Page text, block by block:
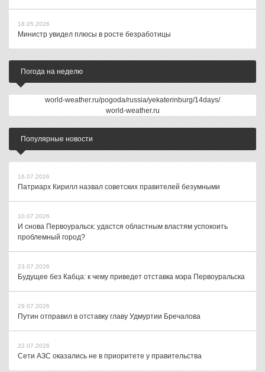
18.05.2026
Министр увидел плюсы в росте безработицы
Погода на неделю
world-weather.ru/pogoda/russia/yekaterinburg/14days/
world-weather.ru
Популярные новости
16.07.2026
Патриарх Кирилл назвал советских правителей безумными
10.07.2026
И снова Первоуральск: удастся областным властям успокоить
проблемный город?
23.07.2026
Будущее без Кабца: к чему приведет отставка мэра Первоуральска
29.07.2026
Путин отправил в отставку главу Удмуртии Бречалова
22.07.2026
Сети АЗС оказались не в приоритете у правительства